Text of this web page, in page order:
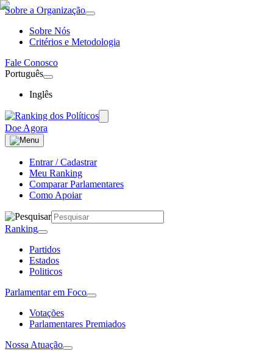
Sobre a Organização
Sobre Nós
Critérios e Metodologia
Fale Conosco
Português
Inglês
Doe Agora
Entrar / Cadastrar
Meu Ranking
Comparar Parlamentares
Como Apoiar
Ranking
Partidos
Estados
Politicos
Parlamentar em Foco
Votações
Parlamentares Premiados
Nossa Atuação